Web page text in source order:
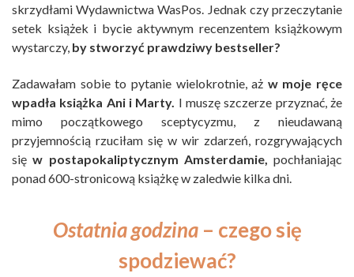
skrzydłami Wydawnictwa WasPos. Jednak czy przeczytanie
setek książek i bycie aktywnym recenzentem książkowym
wystarczy, by stworzyć prawdziwy bestseller?
Zadawałam sobie to pytanie wielokrotnie, aż w moje ręce
wpadła książka Ani i Marty. I muszę szczerze przyznać, że
mimo początkowego sceptycyzmu, z nieudawaną
przyjemnością rzuciłam się w wir zdarzeń, rozgrywających
sięw postapokaliptycznym Amsterdamie, pochłaniając
ponad 600-stronicową książkę w zaledwie kilka dni.
Ostatnia godzina – czego się
spodziewać?